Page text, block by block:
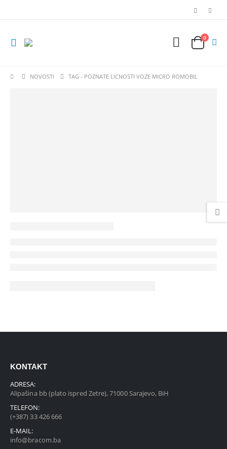
0
NOVOSTI TAG - POZNATE LICNOSTI VOZE MICRO ROMOBIL
KONTAKT
ADRESA:
Alipašina bb (plato ispred Zetre), 71000 Sarajevo, BiH
TELEFON:
(+387) 33 426 666
E-MAIL:
info@bracom.ba